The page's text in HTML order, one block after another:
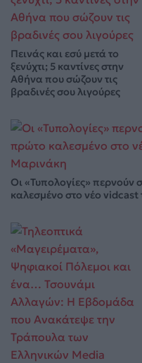
Πεινάς και εσύ μετά το
ξενύχτι; 5 καντίνες στην
Αθήνα που σώζουν τις
βραδινές σου λιγούρες
Οι «Τυπολογίες» περνούν
καλεσμένο στο νέο